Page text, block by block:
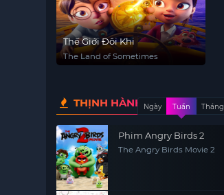
Thế Giới Đôi Khi
The Land of Sometimes
THỊNH HÀNHNgày Tuần Tháng
Phim Angry Birds 2
The Angry Birds Movie 2